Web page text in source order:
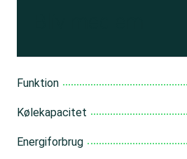
Funktion
Kølekapacitet
Energiforbrug